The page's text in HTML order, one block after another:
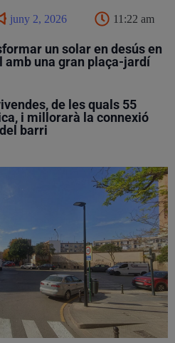
juny 2, 2026 11:22 am
un solar en desús en
amb una gran plaça-jardí
de les quals 55
i millorarà la connexió
barri